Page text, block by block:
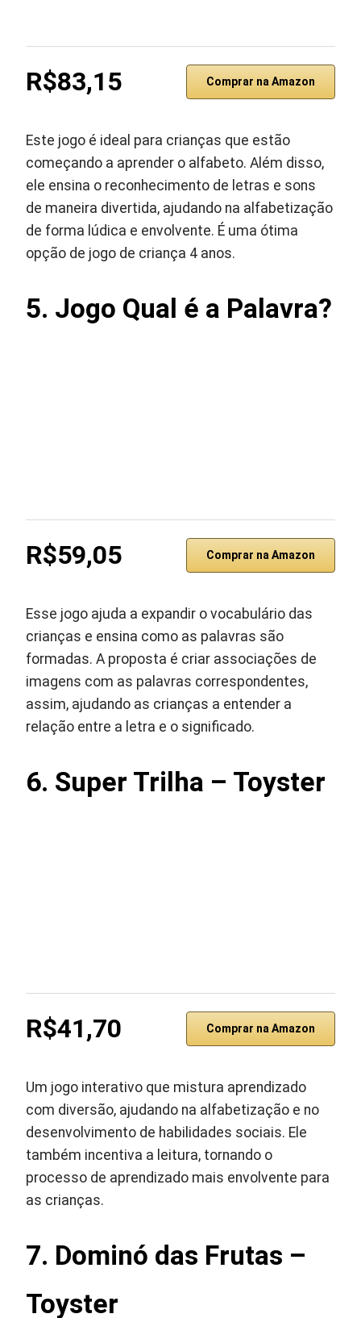
R$83,15 Comprar na Amazon
Este jogo é ideal para crianças que estão
começando a aprender o alfabeto. Além disso,
ele ensina o reconhecimento de letras e sons
de maneira divertida, ajudando na alfabetização
de forma lúdica e envolvente. É uma ótima
opção de jogo de criança 4 anos.
5. Jogo Qual é a Palavra?
R$59,05 Comprar na Amazon
Esse jogo ajuda a expandir o vocabulário das
crianças e ensina como as palavras são
formadas. A proposta é criar associações de
imagens com as palavras correspondentes,
assim, ajudando as crianças a entender a
relação entre a letra e o significado.
6. Super Trilha – Toyster
R$41,70 Comprar na Amazon
Um jogo interativo que mistura aprendizado
com diversão, ajudando na alfabetização e no
desenvolvimento de habilidades sociais. Ele
também incentiva a leitura, tornando o
processo de aprendizado mais envolvente para
as crianças.
7. Dominó das Frutas –
Toyster